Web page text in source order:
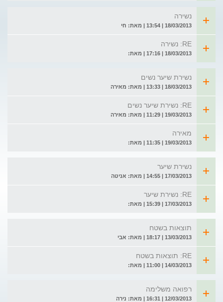
נשירה
18/03/2013 | 13:54 | מאת: חי
RE: נשירה
18/03/2013 | 17:16 | מאת:
נשירת שיער נשים
18/03/2013 | 13:33 | מאת: מאירה
RE: נשירת שיער נשים
19/03/2013 | 11:29 | מאת: מאירה
מאירה
19/03/2013 | 11:35 | מאת:
נשירת שיער
17/03/2013 | 14:55 | מאת: אניטה
RE: נשירת שיער
17/03/2013 | 15:39 | מאת:
תוצאות בשטח
13/03/2013 | 18:17 | מאת: אבי
RE: תוצאות בשטח
14/03/2013 | 11:00 | מאת:
רפואה משלימה
12/03/2013 | 16:31 | מאת: נירה